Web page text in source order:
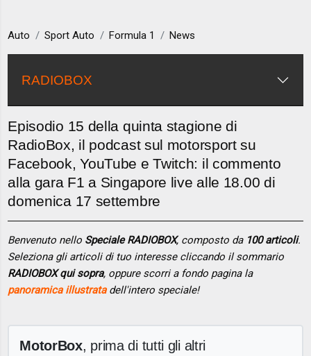
Auto Sport Auto Formula 1 News
RADIOBOX
Episodio 15 della quinta stagione di
RadioBox, il podcast sul motorsport su
Facebook, YouTube e Twitch: il commento
alla gara F1 a Singapore live alle 18.00 di
domenica 17 settembre
Benvenuto nello Speciale RADIOBOX, composto da 100 articoli.
Seleziona gli articoli di tuo interesse cliccando il sommario
RADIOBOX qui sopra, oppure scorri a fondo pagina la
panoramica illustratadell'intero speciale!
MotorBox, prima di tutti gli altri